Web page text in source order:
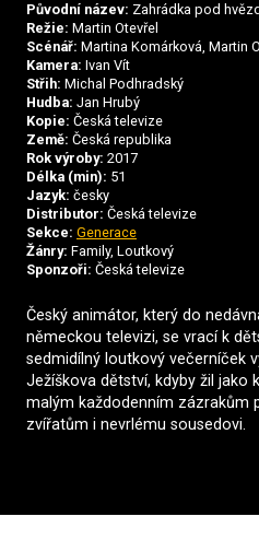
Původní název: Zahrádka pod
Režie: Martin Otevřel
Scénář: Martina Komárková, Martin
Kamera: Ivan Vít
Střih: Michal Podhradský
Hudba: Jan Hrubý
Kopie: Česká televize
Země: Česká republika
Rok výroby: 2017
Délka (min): 51
Jazyk: česky
Distributor: Česká televize
Sekce: Generace
Žánry: Family, Loutkový
Sponzoři: Česká televize
Český animátor, který do
německou televizi, se vrací k
sedmidílný loutkový večerníček
Ježíškova dětství, kdyby žil jako
malým každodenním zázrakům
zvířatům i nevrlému sousedovi.